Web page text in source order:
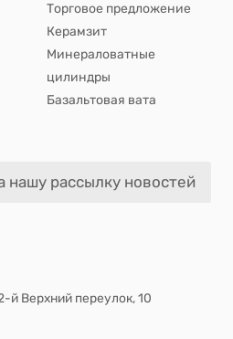
Торговое предложение
Керамзит
Минераловатные
цилиндры
Базальтовая вата
нашу рассылку новостей
й Верхний переулок, 10